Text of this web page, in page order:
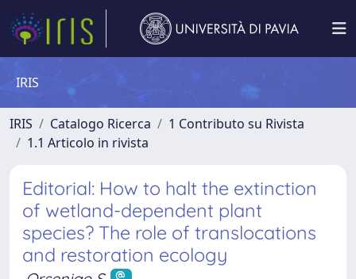
IRIS
IRIS Catalogo Ricerca
1 Contributo su Rivista
1.1 Articolo in rivista
Editorial: How to halt the extinction
of wetland-dependent plant
species? The role of translocations
and restoration ecology